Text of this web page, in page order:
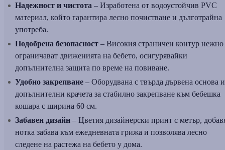
Надежност и чистота – Изработена от водоустойчив PVC
материал, който гарантира лесно почистване и дълготрайна
употреба.
Подобрена безопасност – Високия страничен контур нежно
ограничават движенията на бебето, осигурявайки
допълнителна защита по време на повиване.
Удобно закрепване – Оборудвана с твърда дървена основа и
допълнителни крачета за стабилно закрепване към бебешка
кошара с ширина 60 см.
Забавен дизайн – Цветия дизайнерски принт с метър,
нотка забава към ежедневната грижа и позволява лесно
следене на растежа на бебето у дома.